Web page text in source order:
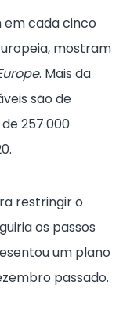
em cada cinco
mostram
. Mais da
​​são de
257.000
restringir o
os passos
um plano
passado.